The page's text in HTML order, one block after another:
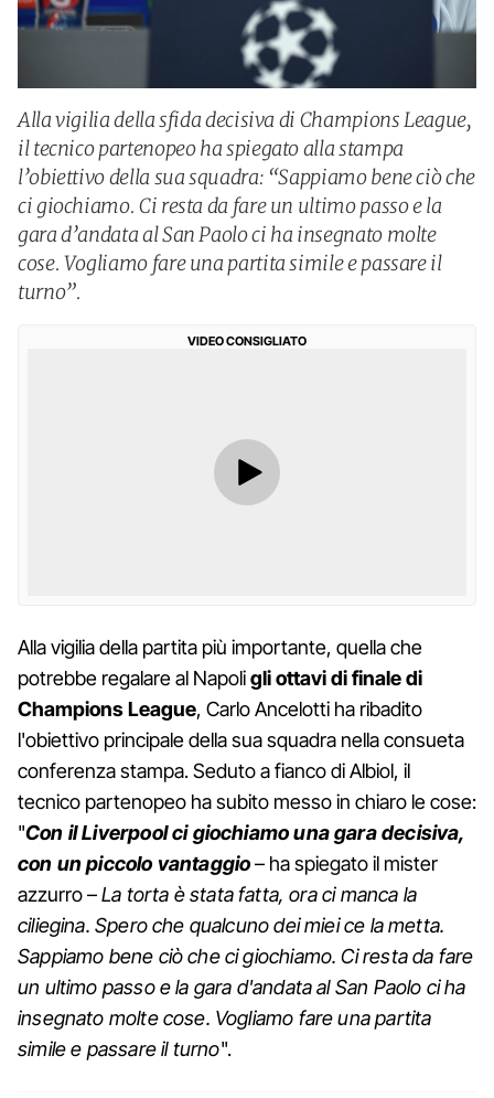
Alla vigilia della sfida decisiva di Champions League,
il tecnico partenopeo ha spiegato alla stampa
l’obiettivo della sua squadra: “Sappiamo bene ciò che
ci giochiamo. Ci resta da fare un ultimo passo e la
gara d’andata al San Paolo ci ha insegnato molte
cose. Vogliamo fare una partita simile e passare il
turno”.
VIDEO CONSIGLIATO
Alla vigilia della partita più importante, quella che
potrebbe regalare al Napoligli ottavi di finale di
Champions League, Carlo Ancelotti ha ribadito
l'obiettivo principale della sua squadra nella consueta
conferenza stampa. Seduto a fianco di Albiol, il
tecnico partenopeo ha subito messo in chiaro le cose:
"Con il Liverpool ci giochiamo una gara decisiva,
con un piccolo vantaggio– ha spiegato il mister
azzurro –La torta è stata fatta, ora ci manca la
ciliegina. Spero che qualcuno dei miei ce la metta.
Sappiamo bene ciò che ci giochiamo. Ci resta da fare
un ultimo passo e la gara d'andata al San Paolo ci ha
insegnato molte cose. Vogliamo fare una partita
simile e passare il turno".